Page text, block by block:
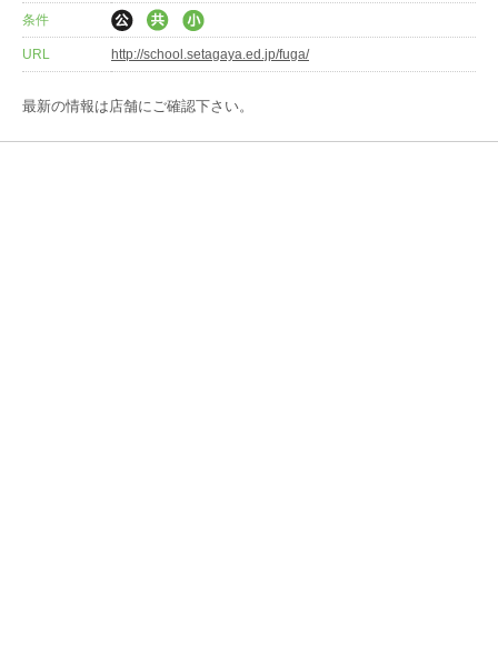
条件
URL http://school.setagaya.ed.jp/fuga/
最新の情報は店舗にご確認下さい。